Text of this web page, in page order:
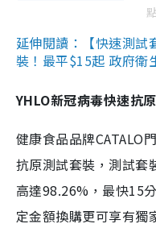
延伸閱讀：【快速測試
裝！最平$15起 政府衛
YHLO新冠病毒快速抗
健康食品品牌CATALO
抗原測試套裝，測試套
高達98.26%，最快15
定金額換購更可享有